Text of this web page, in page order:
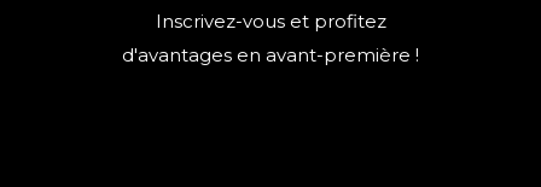
Inscrivez-vous et profitez
d'avantages en avant-première !